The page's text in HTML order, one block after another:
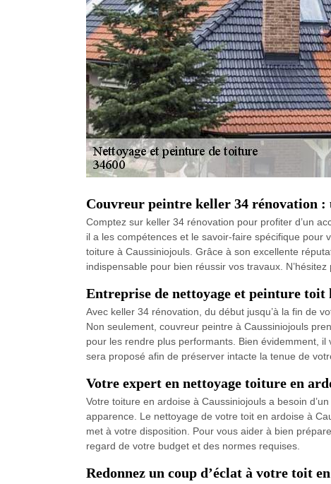
Couvreur peintre keller 34 rénovation :
Comptez sur keller 34 rénovation pour profiter d’un
il a les compétences et le savoir-faire spécifique
toiture à Caussiniojouls. Grâce à son excellente
indispensable pour bien réussir vos travaux.
Entreprise de nettoyage et peinture toit
Avec keller 34 rénovation, du début jusqu’à la fin de
Non seulement, couvreur peintre à Caussiniojouls
pour les rendre plus performants. Bien évidemment,
sera proposé afin de préserver intacte la tenue de
Votre expert en nettoyage toiture en
Votre toiture en ardoise à Caussiniojouls a besoin
apparence. Le nettoyage de votre toit en ardoise à
met à votre disposition. Pour vous aider à bien
regard de votre budget et des normes requises.
Redonnez un coup d’éclat à votre toit